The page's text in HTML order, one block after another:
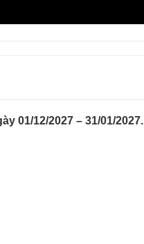
01/12/2027 – 31/01/2027.